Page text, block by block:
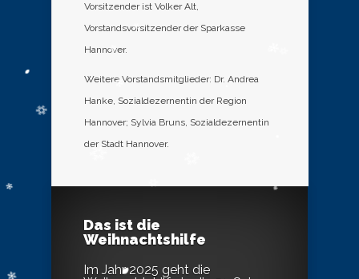
Vorsitzender ist Volker Alt,
Vorstandsvorsitzender der Sparkasse
Hannover.
Weitere Vorstandsmitglieder: Dr. Andrea
Hanke, Sozialdezernentin der Region
Hannover; Sylvia Bruns, Sozialdezernentin
der Stadt Hannover.
Das ist die
Weihnachtshilfe
Im Jahr 2025 geht die